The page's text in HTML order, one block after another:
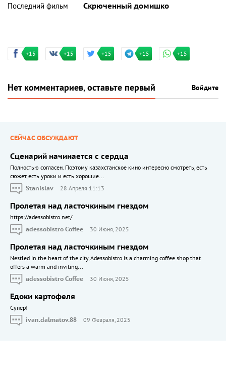
Последний фильм
Скрюченный домишко
+15 +15 +15 +15 +15
Нет комментариев, оставьте первый Войдите
СЕЙЧАС ОБСУЖДАЮТ
Сценарий начинается с сердца
Полностью согласен. Поэтому казахстанское кино интересно смотреть, есть
сюжет, есть уроки и есть хорошие...
Stanislav
28 Апреля 11:13
Пролетая над ласточкиным гнездом
https://adessobistro.net/
adessobistro Coffee
30 Июня, 2025
Пролетая над ласточкиным гнездом
Nestled in the heart of the city, Adessobistro is a charming coffee shop that
offers a warm and inviting...
adessobistro Coffee
30 Июня, 2025
Едоки картофеля
Cупер!
ivan.dalmatov.88
09 Февраля, 2025